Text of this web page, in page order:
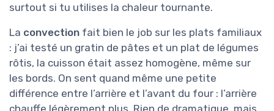
surtout si tu utilises la chaleur tournante.
La convection fait bien le job sur les plats familiaux
: j’ai testé un gratin de pâtes et un plat de légumes
rôtis, la cuisson était assez homogène, même sur
les bords. On sent quand même une petite
différence entre l’arrière et l’avant du four : l’arrière
chauffe légèrement plus. Rien de dramatique, mais